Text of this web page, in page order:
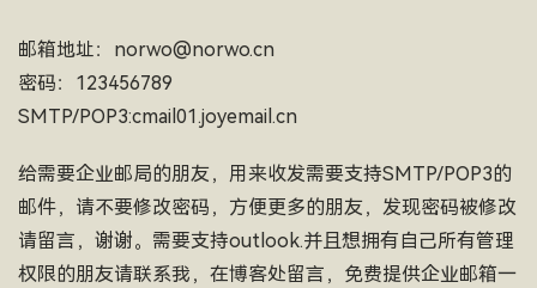
邮箱地址：norwo@norwo.cn
密码：123456789
SMTP/POP3:cmail01.joyemail.cn
给需要企业邮局的朋友，用来收发需要支持SMTP/POP3的
邮件，请不要修改密码，方便更多的朋友，发现密码被修改
请留言，谢谢。需要支持outlook.并且想拥有自己所有管理
权限的朋友请联系我，在博客处留言，免费提供企业邮箱一